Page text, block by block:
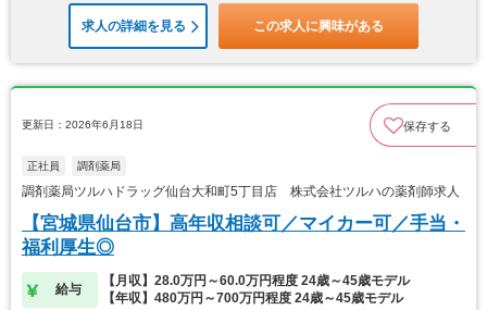
求人の詳細を見る この求人に興味がある
更新日：2026年6月18日 保存する
正社員 調剤薬局
調剤薬局ツルハドラッグ仙台大和町5丁目店 株式会社ツルハの薬剤師求人
【宮城県仙台市】高年収相談可／マイカー可／手当・
福利厚生◎
給与
【月収】28.0万円～60.0万円程度 24歳～45歳モデル
【年収】480万円～700万円程度 24歳～45歳モデル